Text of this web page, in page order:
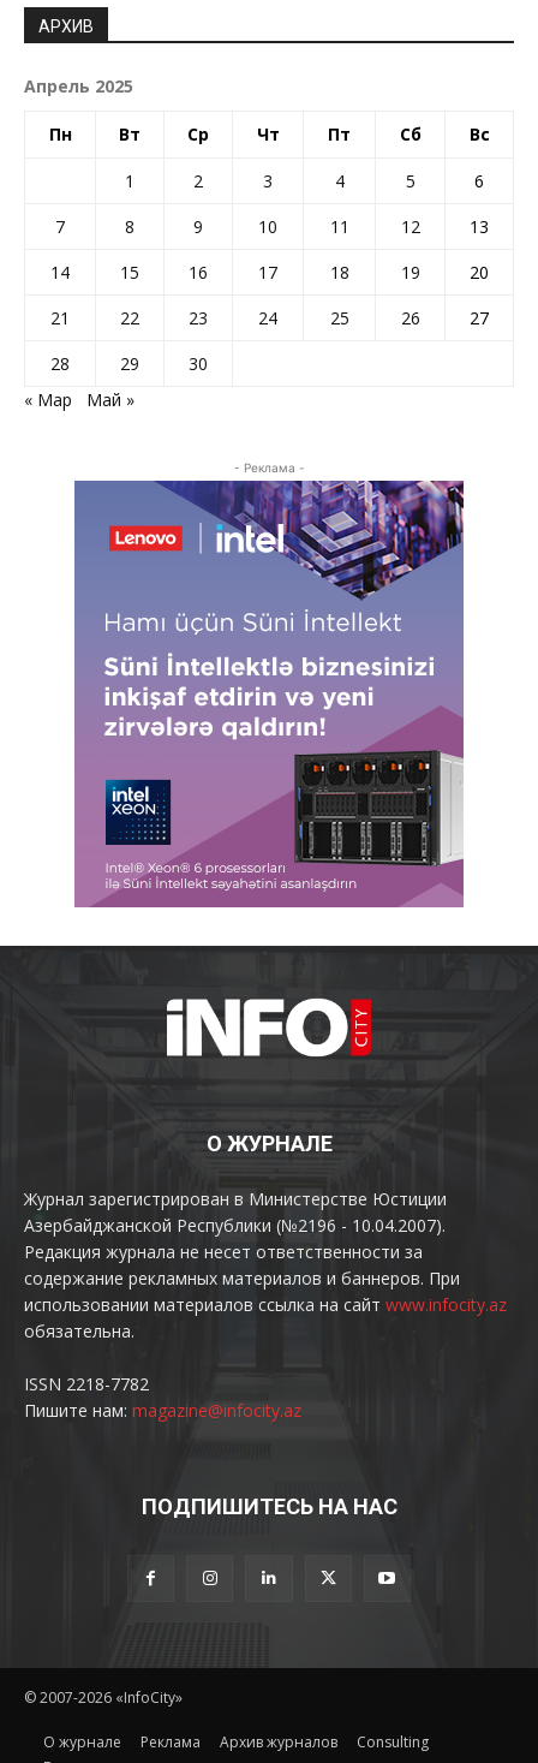
АРХИВ
Апрель 2025
Пн Вт Ср Чт Пт Сб Вс
1 2 3 4 5
6
7
8 9 10 11 12
13
14
15 16 17 18 19
20
21
22 23 24 25 26
27
28
29
30
« Мар
Май »
- Реклама -
О ЖУРНАЛЕ
Журнал зарегистрирован в Министерстве Юстиции
Азербайджанской Республики (№2196 - 10.04.2007).
Редакция журнала не несет ответственности за
содержание рекламных материалов и баннеров. При
использовании материалов ссылка на сайт www.infocity.az
обязательна.
ISSN 2218-7782
Пишите нам: magazine@infocity.az
ПОДПИШИТЕСЬ НА НАС
© 2007-2026 «InfoCity»
O журнале Реклама Архив журналов
Consulting